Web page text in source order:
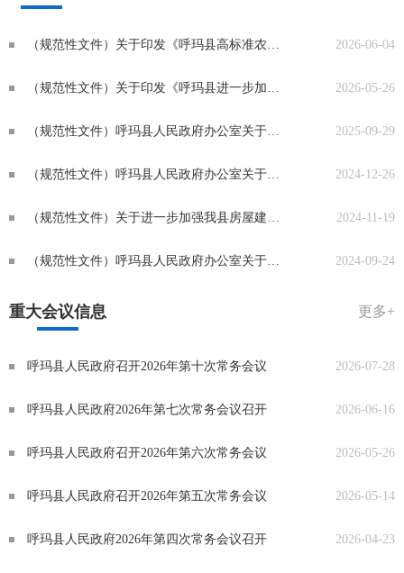
2026-06-04
2026-05-26
2025-09-29
2024-12-26
2024-11-19
2024-09-24
重大会议信息 更多+
2026-07-28
呼玛县人民政府召开2026年第十次常务会议
2026-06-16
呼玛县人民政府2026年第七次常务会议召开
2026-05-26
呼玛县人民政府召开2026年第六次常务会议
2026-05-14
呼玛县人民政府召开2026年第五次常务会议
2026-04-23
呼玛县人民政府2026年第四次常务会议召开